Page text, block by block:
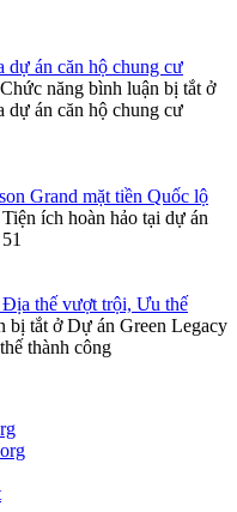
dự án căn hộ chung cư
Chức năng bình luận bị tắt ở
dự án căn hộ chung cư
Grand mặt tiền Quốc lộ
ích hoàn hảo tại dự án
thế vượt trội, Ưu thế
bị tắt ở Dự án Green Legacy
thành công